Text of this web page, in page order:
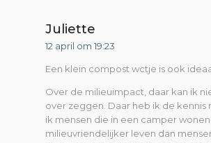
Juliette
12 april om 19:23
Een klein compost wctje is ook
Over de milieuimpact, daar kan ik
over zeggen. Daar heb ik de kennis
ik mensen die in een camper
milieuvriendelijker leven dan